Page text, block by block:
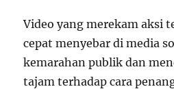
Video yang merekam aksi
cepat menyebar di media
kemarahan publik dan
tajam terhadap cara